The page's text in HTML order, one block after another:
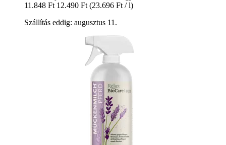
11.848 Ft 12.490 Ft (23.696 Ft / l)
Szállítás eddig: augusztus 11.